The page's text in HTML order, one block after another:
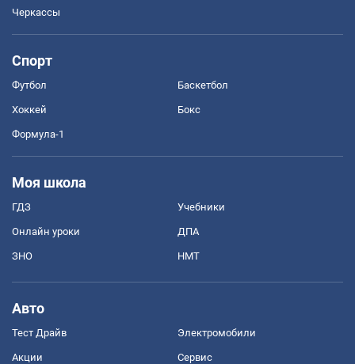
Черкассы
Спорт
Футбол Баскетбол
Хоккей Бокс
Формула-1
Моя школа
ГДЗ Учебники
Онлайн уроки ДПА
ЗНО НМТ
Авто
Тест Драйв Электромобили
Акции Сервис